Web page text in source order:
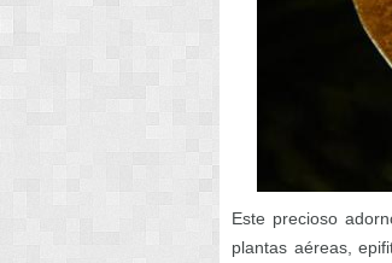
Este precioso
plantas aéreas,